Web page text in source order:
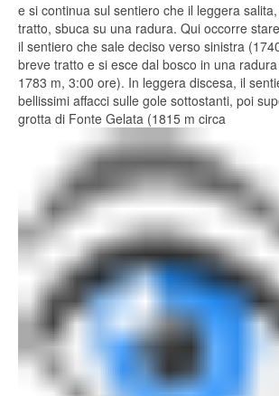
e si continua sul sentiero che il leggera
tratto, sbuca su una radura. Qui occorre
il sentiero che sale deciso verso sinistra
breve tratto e si esce dal bosco in una
1783 m, 3:00 ore). In leggera discesa, il
bellissimi affacci sulle gole sottostanti, poi
grotta di Fonte Gelata (1815 m circa